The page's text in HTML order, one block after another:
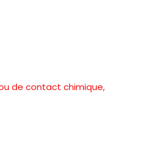
de contact chimique,